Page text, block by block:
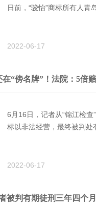
“傍名牌”！法院：5倍
日前，“骏怡”商标所有人
2022-06-17
被判有期徒刑三年四个月
6月16日，记者从“锦江检
标以非法经营，最终被判
2022-06-17